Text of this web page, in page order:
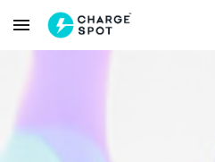
Skip to main content